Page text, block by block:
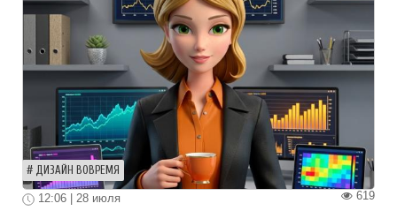
ДИЗАЙН ВОВРЕМЯ
619
12:06 | 28 июля